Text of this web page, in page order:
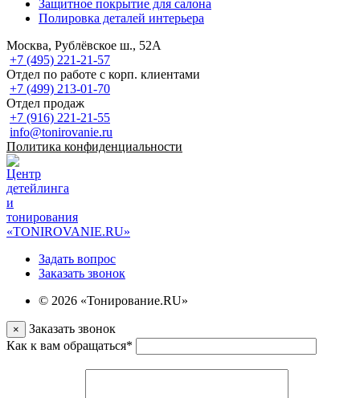
Защитное покрытие для салона
Полировка деталей интерьера
Москва, Рублёвское ш., 52А
+7 (495) 221-21-57
Отдел по работе с корп. клиентами
+7 (499) 213-01-70
Отдел продаж
+7 (916) 221-21-55
info@tonirovanie.ru
Политика конфиденциальности
Задать вопрос
Заказать звонок
© 2026 «Тонирование.RU»
×
Заказать звонок
Как к вам обращаться*